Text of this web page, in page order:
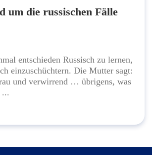
um die russischen Fälle
entschieden Russisch zu lernen,
einzuschüchtern. Die Mutter sagt:
und verwirrend … übrigens, was
...